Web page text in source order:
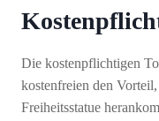
Die kostenpflichtigen
kostenfreien den
Freiheitsstatue